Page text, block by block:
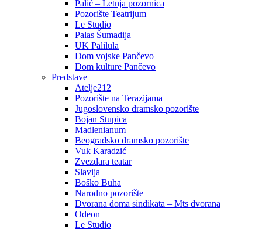
Palić – Letnja pozornica
Pozorište Teatrijum
Le Studio
Palas Šumadija
UK Palilula
Dom vojske Pančevo
Dom kulture Pančevo
Predstave
Atelje212
Pozorište na Terazijama
Jugoslovensko dramsko pozorište
Bojan Stupica
Madlenianum
Beogradsko dramsko pozorište
Vuk Karadzić
Zvezdara teatar
Slavija
Boško Buha
Narodno pozorište
Dvorana doma sindikata – Mts dvorana
Odeon
Le Studio